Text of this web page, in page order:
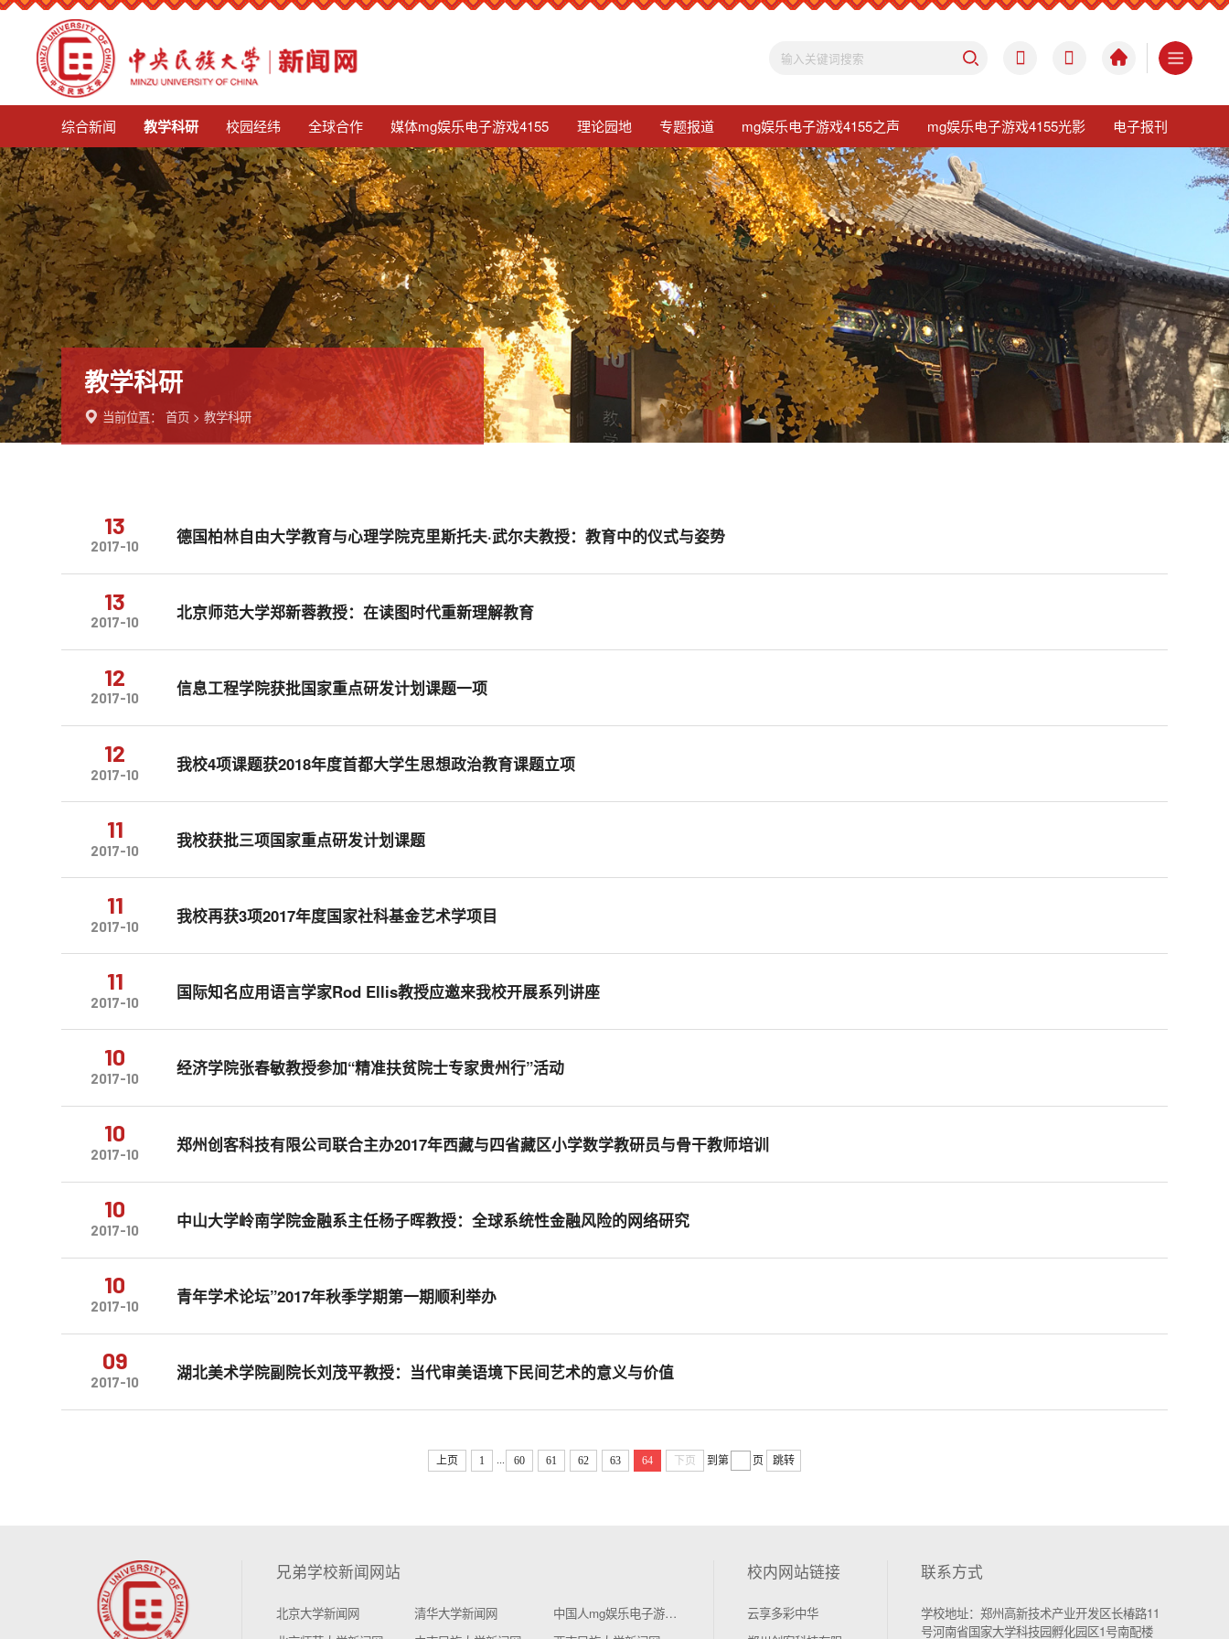
mg娱乐电子游戏4155
综合新闻 教学科研 校园经纬 全球合作 媒体mg娱乐电子游戏4155 理论园地 专题报道 mg娱乐电子游戏4155之声 mg娱乐电子游戏4155光影 电子报刊
教学科研
当前位置：首页 >教学科研
13
2017-10 德国柏林自由大学教育与心理学院克里斯托夫·武尔夫教授：教育中的仪式与姿势
13
2017-10 北京师范大学郑新蓉教授：在读图时代重新理解教育
12
2017-10 信息工程学院获批国家重点研发计划课题一项
12
2017-10 我校4项课题获2018年度首都大学生思想政治教育课题立项
11
2017-10 我校获批三项国家重点研发计划课题
11
2017-10 我校再获3项2017年度国家社科基金艺术学项目
11
2017-10 国际知名应用语言学家Rod Ellis教授应邀来我校开展系列讲座
10
2017-10 经济学院张春敏教授参加“精准扶贫院士专家贵州行”活动
10
2017-10 郑州创客科技有限公司联合主办2017年西藏与四省藏区小学数学教研员与骨干教师培训
10
2017-10 中山大学岭南学院金融系主任杨子晖教授：全球系统性金融风险的网络研究
10
2017-10 青年学术论坛”2017年秋季学期第一期顺利举办
09
2017-10 湖北美术学院副院长刘茂平教授：当代审美语境下民间艺术的意义与价值
上页 1 ... 60 61 62 63 64 下页 到第 页 跳转
兄弟学校新闻网站
北京大学新闻网 清华大学新闻网
中国人mg娱乐电子游戏4155学新闻网
校内网站链接
云享多彩中华
联系方式
学校地址：郑州高新技术产业开发区长椿路11
号河南省国家大学科技园孵化园区1号南配楼